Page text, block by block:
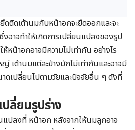
ติดเต้านมกับหน้าอกจะยืดออกและจะ
ซึ่งอาจทำให้เกิดการเปลี่ยนแปลงของรูป
หน้าอกอาจมีความไม่เท่ากัน อย่างไร
เต้านมแต่ละข้างมักไม่เท่ากันและอาจมี
ดเปลี่ยนไปตามวัยและปัจจัยอื่น ๆ ดังที่
ลี่ยนรูปร่าง
แปลงที่ หน้าอก หลังจากให้นมลูกอาจ